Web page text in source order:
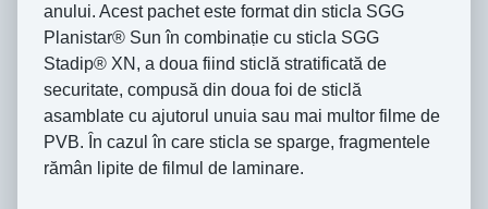
anului. Acest pachet este format din sticla SGG
Planistar® Sun în combinaṭie cu sticla SGG
Stadip® XN, a doua fiind sticlă stratificată de
securitate, compusă din doua foi de sticlă
asamblate cu ajutorul unuia sau mai multor filme de
PVB. Ȋn cazul în care sticla se sparge, fragmentele
rămân lipite de filmul de laminare.